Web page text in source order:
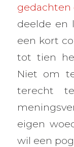
gedachten
deelde en
een kort
tot tien
Niet om
terecht
eigen
wil een